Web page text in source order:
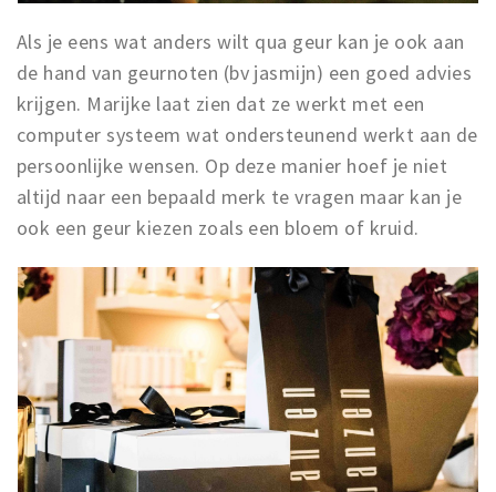
Als je eens wat anders wilt qua geur kan je ook aan
de hand van geurnoten (bv jasmijn) een goed advies
krijgen. Marijke laat zien dat ze werkt met een
computer systeem wat ondersteunend werkt aan de
persoonlijke wensen. Op deze manier hoef je niet
altijd naar een bepaald merk te vragen maar kan je
ook een geur kiezen zoals een bloem of kruid.